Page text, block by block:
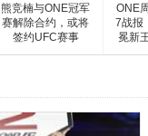
熊竞楠与ONE冠军
赛解除合约，或将
签约UFC赛事
ONE
7战报
冕新